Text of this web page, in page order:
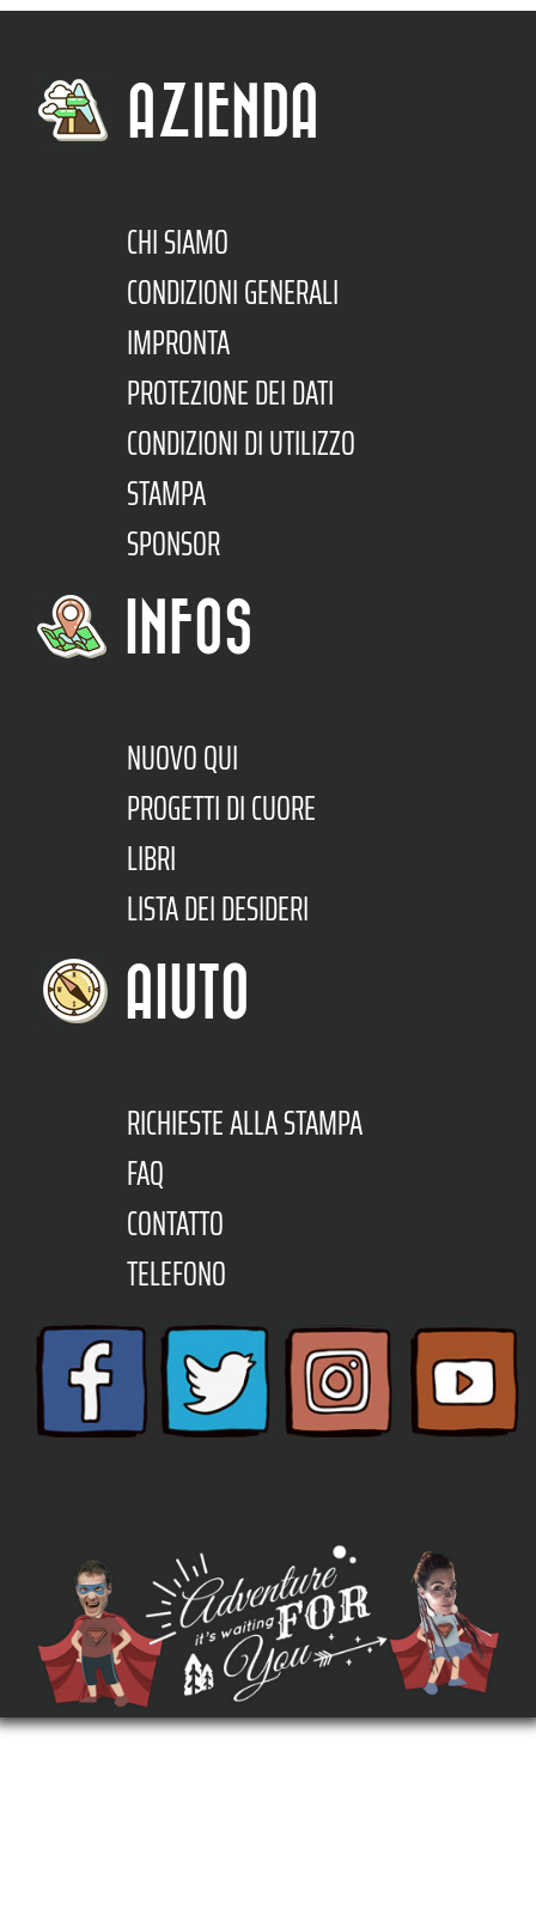
AZIENDA
CHI SIAMO
CONDIZIONI GENERALI
IMPRONTA
PROTEZIONE DEI DATI
CONDIZIONI DI UTILIZZO
STAMPA
SPONSOR
INFOS
NUOVO QUI
PROGETTI DI CUORE
LIBRI
LISTA DEI DESIDERI
AIUTO
RICHIESTE ALLA STAMPA
FAQ
CONTATTO
TELEFONO